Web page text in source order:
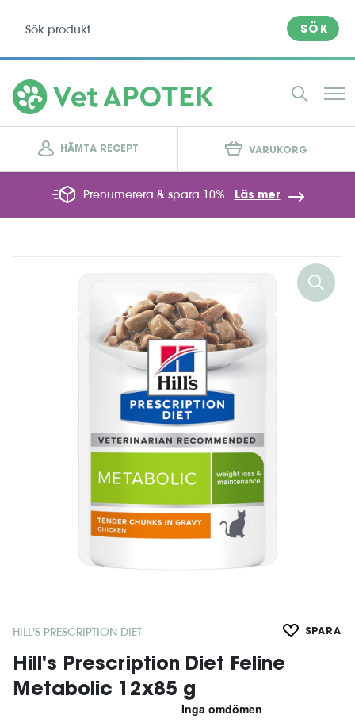
SÖK
HÄMTA RECEPT VARUKORG
Prenumerera & spara 10% Läs mer
HILL'S PRESCRIPTION DIET SPARA
Hill's Prescription Diet Feline
Metabolic 12x85 g